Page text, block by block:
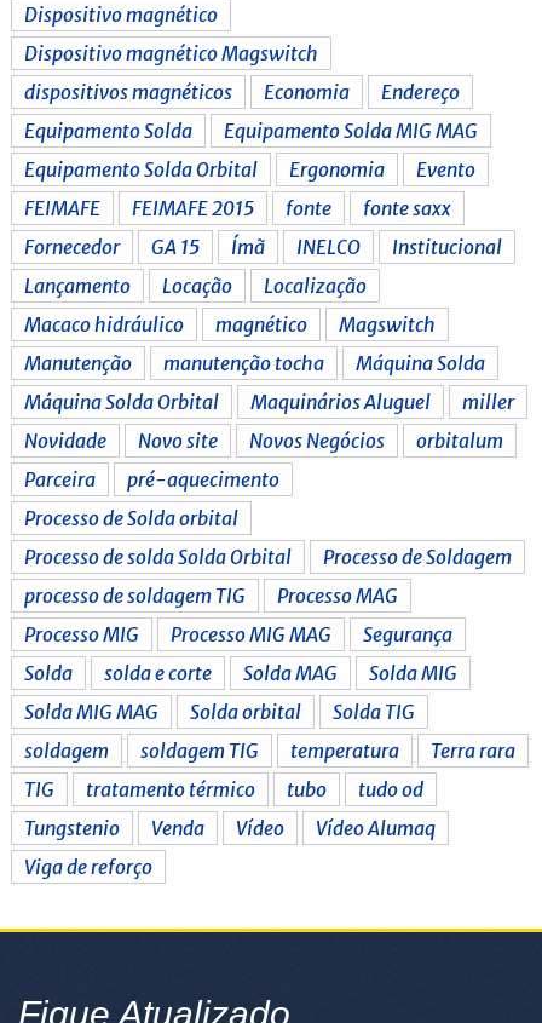
Dispositivo magnético
Dispositivo magnético Magswitch
dispositivos magnéticos
Economia
Endereço
Equipamento Solda
Equipamento Solda MIG MAG
Equipamento Solda Orbital
Ergonomia
Evento
FEIMAFE
FEIMAFE 2015 fonte
fonte saxx
Fornecedor
GA 15 Ímã INELCO
Institucional
Lançamento
Locação
Localização
Macaco hidráulico
magnético
Magswitch
Manutenção
manutenção tocha
Máquina Solda
Máquina Solda Orbital
Maquinários Aluguel
miller
Novidade
Novo site Novos Negócios
orbitalum
Parceira
pré-aquecimento
Processo de Solda orbital
Processo de solda Solda Orbital
Processo de Soldagem
processo de soldagem TIG
Processo MAG
Processo MIG
Processo MIG MAG
Segurança
Solda
solda e corte Solda MAG
Solda MIG
Solda MIG MAG
Solda orbital
Solda TIG
soldagem
soldagem TIG temperatura
Terra rara
TIG
tratamento térmico tubo
tudo od
Tungstenio
Venda Vídeo
Vídeo Alumaq
Viga de reforço
Fique Atualizado